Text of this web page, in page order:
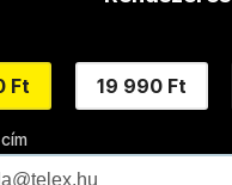
Ft 19 990 Ft